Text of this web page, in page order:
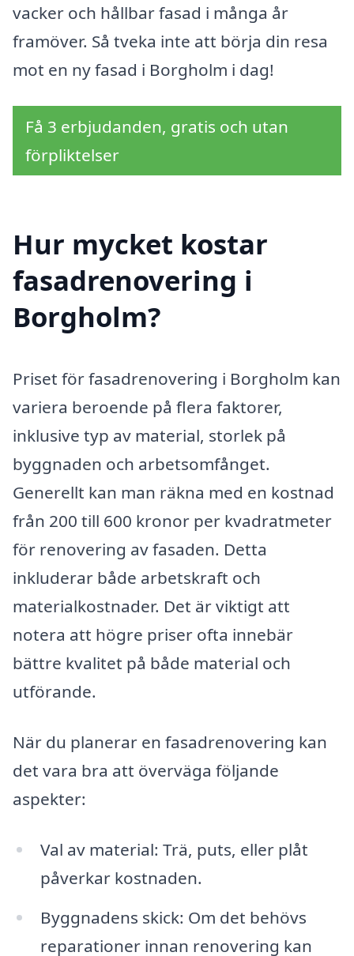
vacker och hållbar fasad i många år
framöver. Så tveka inte att börja din resa
mot en ny fasad i Borgholm i dag!
Få 3 erbjudanden, gratis och utan
förpliktelser
Hur mycket kostar
fasadrenovering i
Borgholm?
Priset för fasadrenovering i Borgholm kan
variera beroende på flera faktorer,
inklusive typ av material, storlek på
byggnaden och arbetsomfånget.
Generellt kan man räkna med en kostnad
från 200 till 600 kronor per kvadratmeter
för renovering av fasaden. Detta
inkluderar både arbetskraft och
materialkostnader. Det är viktigt att
notera att högre priser ofta innebär
bättre kvalitet på både material och
utförande.
När du planerar en fasadrenovering kan
det vara bra att överväga följande
aspekter:
Val av material: Trä, puts, eller plåt
påverkar kostnaden.
Byggnadens skick: Om det behövs
reparationer innan renovering kan